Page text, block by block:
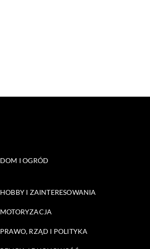
DOM I OGRÓD
HOBBY I ZAINTERESOWANIA
MOTORYZACJA
PRAWO, RZĄD I POLITYKA